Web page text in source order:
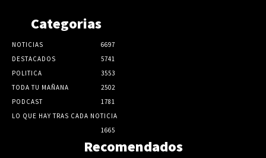
Categorias
NOTICIAS
6697
DESTACADOS
5741
POLITICA
3553
TODA TU MAÑANA
2502
PODCAST
1781
LO QUE HAY TRAS CADA NOTICIA
1665
Recomendados